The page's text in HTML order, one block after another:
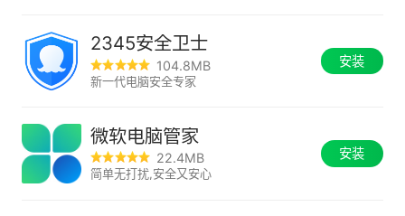
2345安全卫士
104.8MB
新一代电脑安全专家
安装
微软电脑管家
22.4MB
简单无打扰,安全又安心
安装